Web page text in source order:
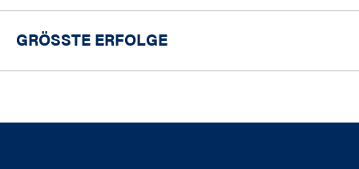
GRÖSSTE ERFOLGE